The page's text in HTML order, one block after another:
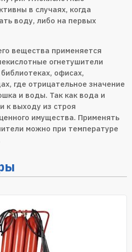
в случаях, когда
воду, либо на первых
вещества применяется
огнетушители
офисах,
где отрицательное значение
и воды. Так как вода и
к выходу из строя
имущества. Применять
можно при температуре